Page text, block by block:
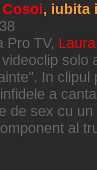
, iubita
Pro TV,
solo
In clipul
a
de sex cu
al